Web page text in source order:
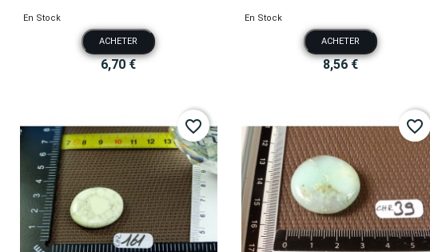
En Stock
ACHETER
6,70 €
En Stock
ACHETER
8,56 €
favorite_border favorite_border